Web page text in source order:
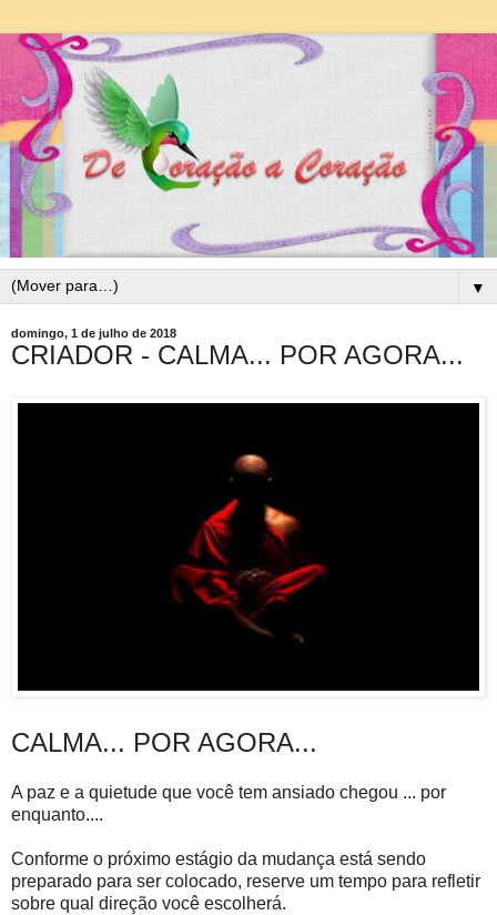
▼
domingo, 1 de julho de 2018
CRIADOR - CALMA... POR AGORA...
CALMA... POR AGORA...
A paz e a quietude que você tem ansiado chegou ... por
enquanto....
Conforme o próximo estágio da mudança está sendo
preparado para ser colocado, reserve um tempo para refletir
sobre qual direção você escolherá.